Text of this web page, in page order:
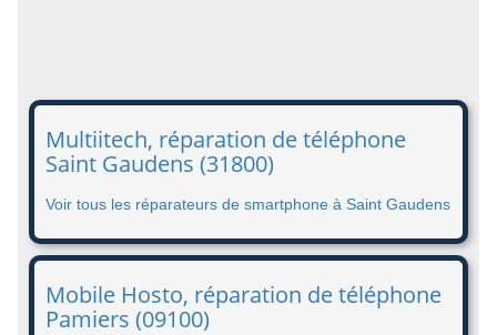
Multiitech, réparation de téléphone
Saint Gaudens (31800)
Voir tous les réparateurs de smartphone à Saint Gaudens
Mobile Hosto, réparation de téléphone
Pamiers (09100)